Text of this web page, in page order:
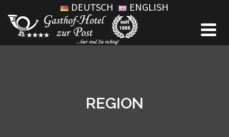
DEUTSCH ENGLISH
REGION